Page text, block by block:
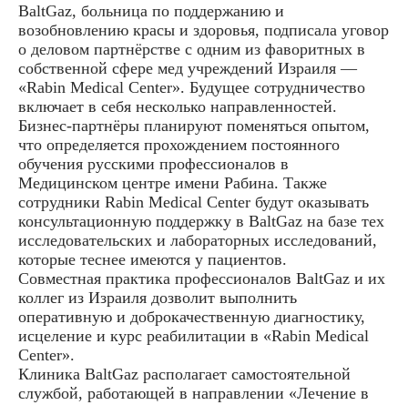
BaltGaz, больница по поддержанию и
возобновлению красы и здоровья, подписала уговор
о деловом партнёрстве с одним из фаворитных в
собственной сфере мед учреждений Израиля —
«Rabin Medical Center». Будущее сотрудничество
включает в себя несколько направленностей.
Бизнес-партнёры планируют поменяться опытом,
что определяется прохождением постоянного
обучения русскими профессионалов в
Медицинском центре имени Рабина. Также
сотрудники Rabin Medical Center будут оказывать
консультационную поддержку в BaltGaz на базе тех
исследовательских и лабораторных исследований,
которые теснее имеются у пациентов.
Совместная практика профессионалов BaltGaz и их
коллег из Израиля дозволит выполнить
оперативную и доброкачественную диагностику,
исцеление и курс реабилитации в «Rabin Medical
Center».
Клиника BaltGaz располагает самостоятельной
службой, работающей в направлении «Лечение в